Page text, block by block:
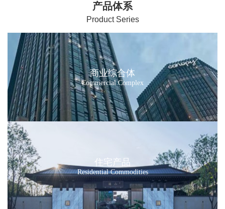
产品体系
Product Series
商业综合体
Commercial Complex
住宅产品
Residential Commodities